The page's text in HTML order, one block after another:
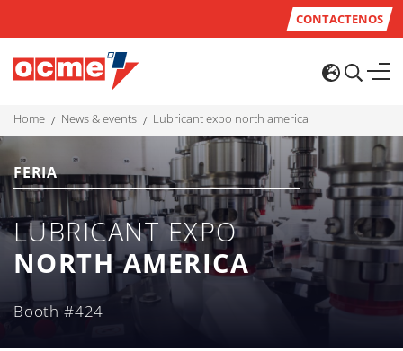
CONTACTENOS
home news & events lubricant expo north america
FERIA
LUBRICANT EXPO
NORTH AMERICA
Booth #424